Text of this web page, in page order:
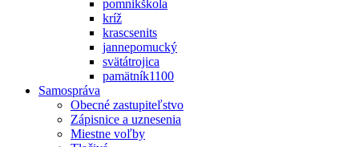
pomnikškola
kríž
krascsenits
jannepomucký
svätátrojica
pamätník1100
Samospráva
Obecné zastupiteľstvo
Zápisnice a uznesenia
Miestne voľby